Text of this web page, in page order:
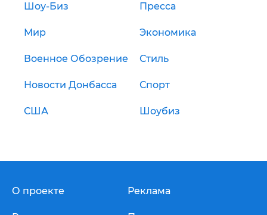
Шоу-Биз Пресса
Мир Экономика
Военное Обозрение Стиль
Новости Донбасса Спорт
США Шоубиз
О проекте Реклама